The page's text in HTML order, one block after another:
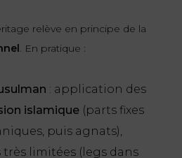
relève en principe de la
. En pratique :
: application des
islamique (parts fixes
puis agnats),
limitées (legs dans